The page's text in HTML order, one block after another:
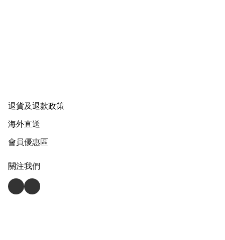
退貨及退款政策
海外直送
會員優惠區
關注我們